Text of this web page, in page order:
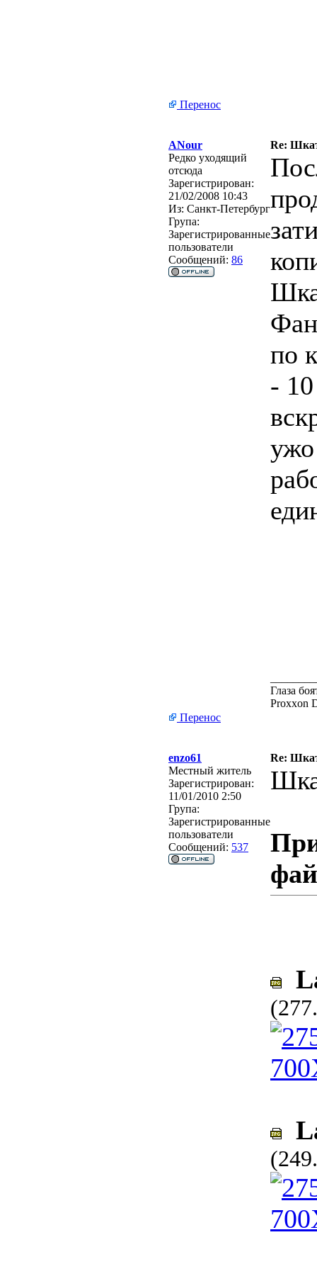
Перенос
ANour
Re:
Редко уходящий
отсюда
Зарегистрирован:
21/02/2008 10:43
Из: Санкт-Петербург
Група:
Зарегистрированные
пользователи
Сообщений: 86
по
-
Глаза
Proxxon
Перенос
enzo61
Re:
Местный житель
Зарегистрирован:
11/01/2010 2:50
Група:
Зарегистрированные
пользователи
Сообщений: 537